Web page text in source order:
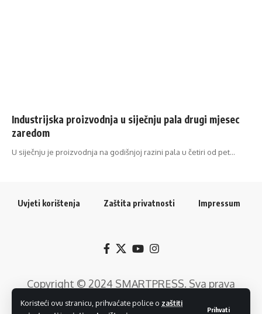
Koristeći ovu stranicu, prihvaćate police o zaštiti
Prihvati
Industrijska proizvodnja u siječnju pala drugi mjesec
zaredom
U siječnju je proizvodnja na godišnjoj razini pala u četiri od pet…
Uvjeti korištenja Zaštita privatnosti Impressum
Copyright © 2024 SMARTPRESS. Sva prava
pridržana. Razvoj web rješenja:GTrends -